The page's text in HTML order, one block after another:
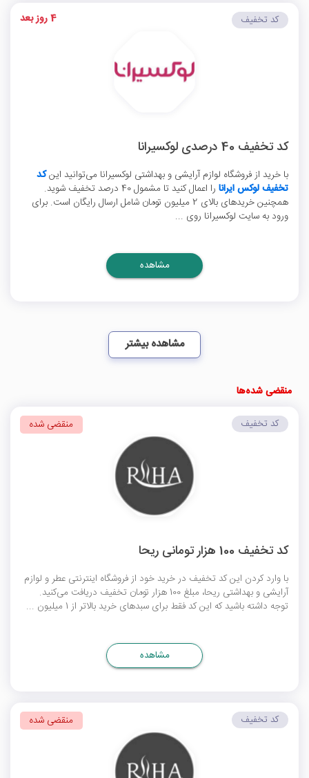
کد تخفیف 40 درصدی لوکسیرانا
با خرید از فروشگاه لوازم آرایشی و بهداشتی لوکسیرانا می‌توانید اینکد
تخفیف لوکس ایرانا
را اعمال کنید تا مشمول 40 درصد تخفیف شوید.
همچنین خریدهای بالای 2 میلیون تومان شامل ارسال رایگان است. برای
ورود به سایت لوکسیرانا روی ...
کد تخفیف 4 روز بعد
مشاهده
مشاهده بیشتر
منقضی شده‌ها
کد تخفیف 100 هزار تومانی ریحا
با وارد کردن این کد تخفیف در خرید خود از فروشگاه اینترنتی عطر و لوازم
آرایشی و بهداشتی ریحا، مبلغ 100 هزار تومان تخفیف دریافت می‌کنید.
توجه داشته باشید که این کد فقط برای سبدهای خرید بالاتر از 1 میلیون ...
کد تخفیف منقضی شده
مشاهده
کد تخفیف منقضی شده